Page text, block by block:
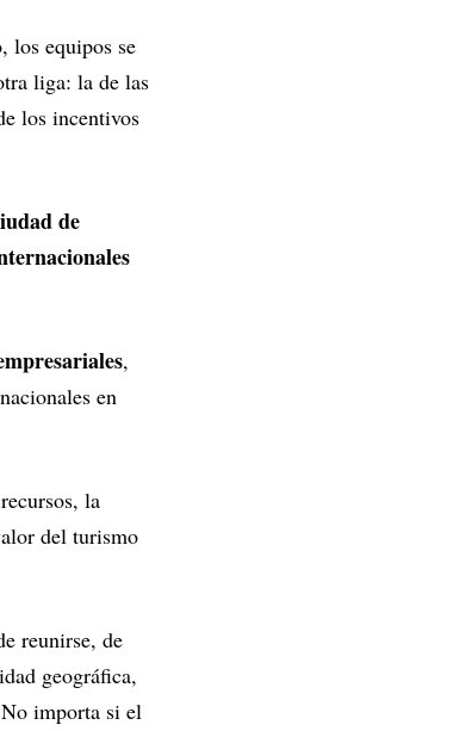
los equipos se
liga: la de las
los incentivos
de
,
en
la
del turismo
reunirse, de
geográfica,
importa si el